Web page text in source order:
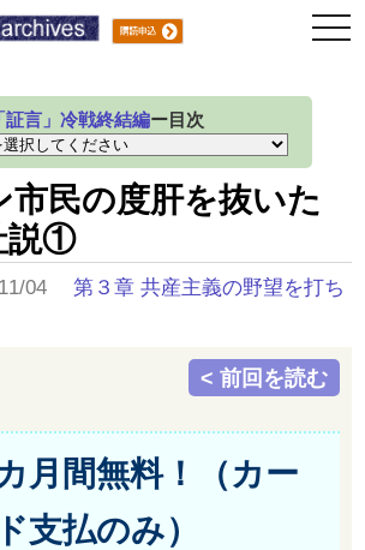
証言」冷戦終結編ー目次
市民の度肝を抜いた
説①
11/04第３章 共産主義の野望を打ち
< 前回を読む
月間無料！（カー
ド支払のみ）